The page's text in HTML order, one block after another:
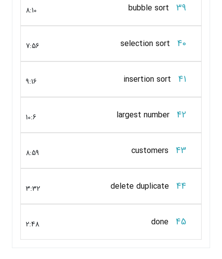
39
bubble sort
8:10
40
selection sort
7:56
41
insertion sort
9:16
42
largest number
10:6
43
customers
8:59
44
delete duplicate
3:32
45
done
2:48